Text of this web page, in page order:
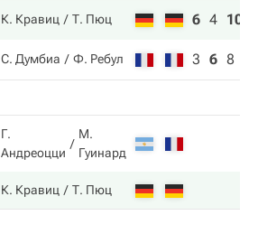
К. Кравиц Т. Пюц 6 4 10
С. Думбиа Ф. Ребул 3 6 8
Г.
Андреоцци
М.
Гуинард
К. Кравиц Т. Пюц